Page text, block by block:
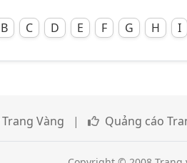
B C D E F G H I
Vàng | Quảng cáo